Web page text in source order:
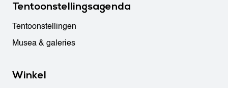
Tentoonstellingsagenda
Tentoonstellingen
Musea & galeries
Winkel